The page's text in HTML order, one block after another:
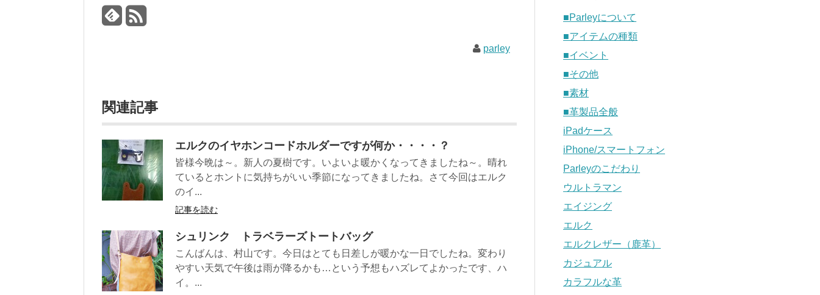
parley
関連記事
エルクのイヤホンコードホルダーですが何か・・・・？
皆様今晩は～。新人の夏樹です。いよいよ暖かくなってきましたね～。晴れ
ているとホントに気持ちがいい季節になってきましたね。さて今回はエルク
のイ...
記事を読む
シュリンク トラベラーズトートバッグ
こんばんは、村山です。今日はとても日差しが暖かな一日でしたね。変わり
やすい天気で午後は雨が降るかも…という予想もハズレてよかったです、ハ
イ。...
■Parleyについて
■アイテムの種類
■イベント
■その他
■素材
■革製品全般
iPadケース
iPhone/スマートフォン
Parleyのこだわり
ウルトラマン
エイジング
エルク
エルクレザー（鹿革）
カジュアル
カラフルな革